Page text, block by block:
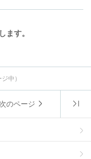
ます。
中）
次のページ